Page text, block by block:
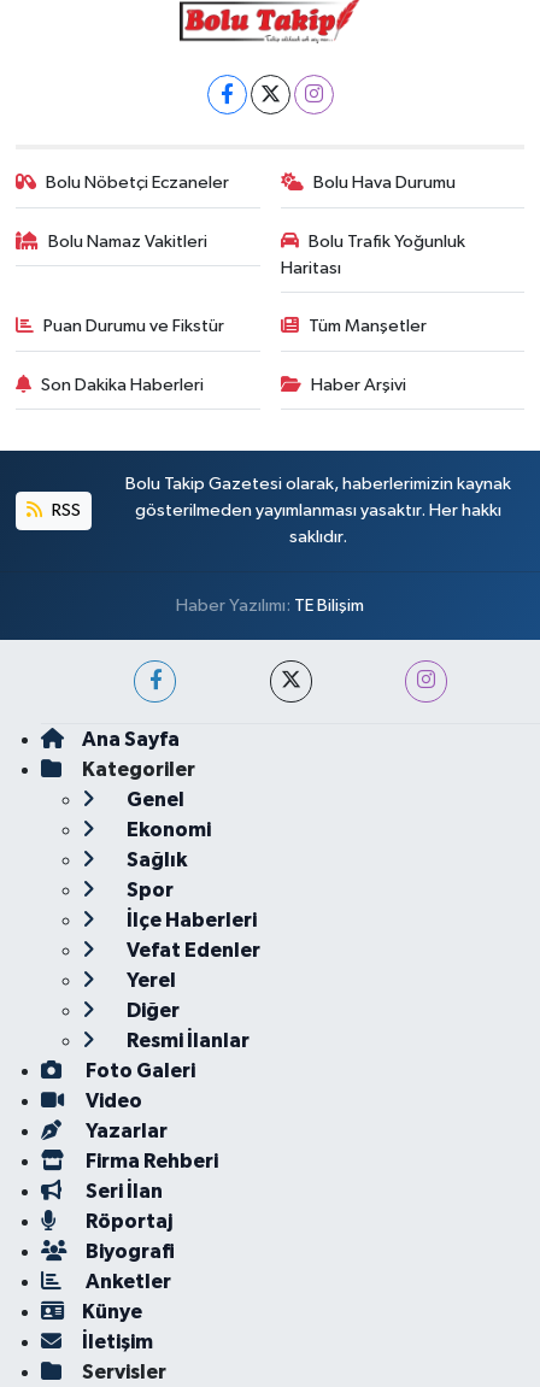
Bolu Nöbetçi Eczaneler Bolu Hava Durumu
Bolu Namaz Vakitleri
Bolu Trafik Yoğunluk
Haritası
Puan Durumu ve Fikstür Tüm Manşetler
Son Dakika Haberleri Haber Arşivi
RSS
Bolu Takip Gazetesi olarak, haberlerimizin kaynak
gösterilmeden yayımlanması yasaktır. Her hakkı
saklıdır.
Haber Yazılımı: TE Bilişim
Ana Sayfa
Kategoriler
Genel
Ekonomi
Sağlık
Spor
İlçe Haberleri
Vefat Edenler
Yerel
Diğer
Resmi İlanlar
Foto Galeri
Video
Yazarlar
Firma Rehberi
Seri İlan
Röportaj
Biyografi
Anketler
Künye
İletişim
Servisler